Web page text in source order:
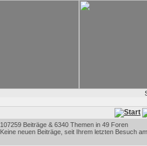
107259 Beiträge & 6340 Themen in 49 Foren
Keine neuen Beiträge, seit Ihrem letzten Besuch